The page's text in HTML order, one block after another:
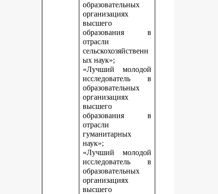
образовательных
организациях
высшего
образования в
отрасли
сельскохозяйственн
ых наук»;
«Лучший молодой
исследователь в
образовательных
организациях
высшего
образования в
отрасли
гуманитарных
наук»;
«Лучший молодой
исследователь в
образовательных
организациях
высшего